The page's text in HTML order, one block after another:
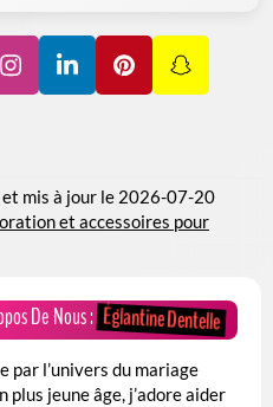
et mis à jour le 2026-07-20
et accessoires pour
De Nous :Églantine Dentelle
par l’univers du mariage
plus jeune âge, j’adore aider